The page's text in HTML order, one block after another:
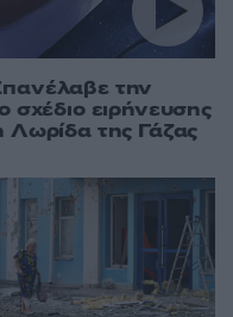
την
σχέδιο ειρήνευσης
Λωρίδα της Γάζας